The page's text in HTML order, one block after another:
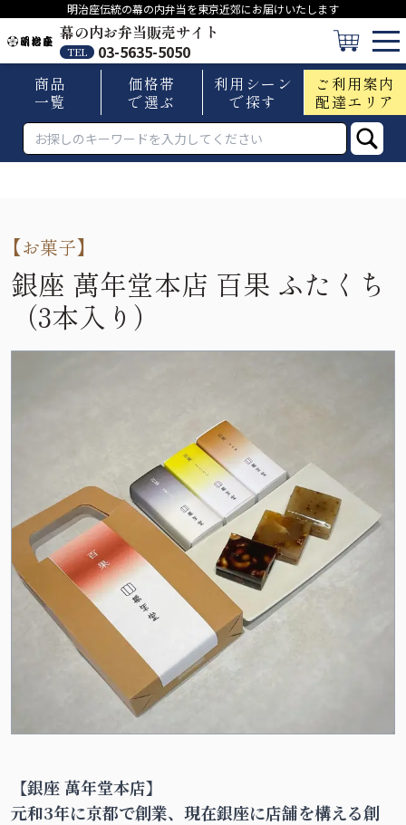
明治座伝統の幕の内弁当を東京近郊にお届けいたします
幕の内お弁当販売サイト
TEL
03-5635-5050
商品
一覧
価格帯
で選ぶ
利用シーン
で探す
ご利用案内
配達エリア
【お菓子】
銀座 萬年堂本店 百果 ふたくち
（3本入り）
【銀座 萬年堂本店】
元和3年に京都で創業、現在銀座に店舗を構える創